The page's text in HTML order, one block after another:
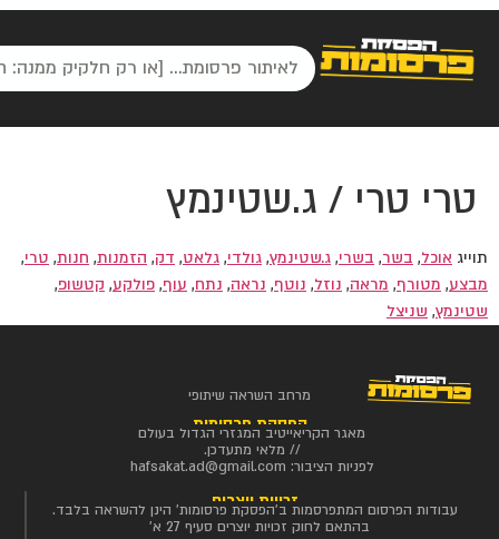
טרי טרי / ג.שטינמץ
תוייג אוכל, בשר, בשרי, ג.שטינמץ, גולדי, גלאט, דק, הזמנות, חנות, טרי,
מבצע, מטורף, מראה, נוזל, נוטף, נראה, נתח, עוף, פולקע, קטשופ,
שטינמץ, שניצל
מרחב השראה שיתופי
הפסקת פרסומות
מאגר הקריאייטיב המגזרי הגדול בעולם
// מלאי מתעדכן.
לפניות הציבור: hafsakat.ad@gmail.com
זכויות יוצרים
עבודות הפרסום המתפרסמות ב'הפסקת פרסומות' הינן להשראה בלבד.
בהתאם לחוק זכויות יוצרים סעיף 27 א'